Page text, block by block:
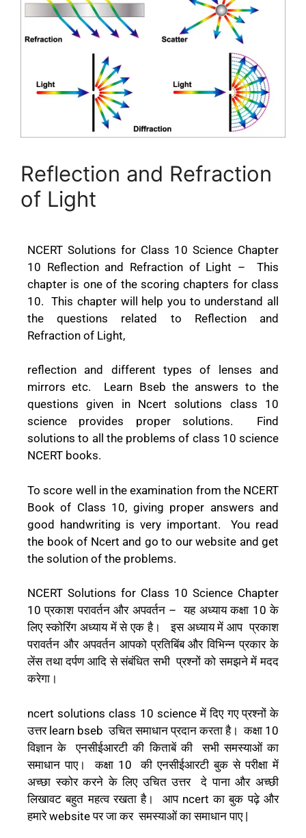
Reflection and Refraction
of Light
NCERT Solutions for Class 10 Science Chapter
10 Reflection and Refraction of Light – This
chapter is one of the scoring chapters for class
10. This chapter will help you to understand all
the questions related to Reflection and
Refraction of Light,
reflection and different types of lenses and
mirrors etc. Learn Bseb the answers to the
questions given in Ncert solutions class 10
science provides proper solutions. Find
solutions to all the problems of class 10 science
NCERT books.
To score well in the examination from the NCERT
Book of Class 10, giving proper answers and
good handwriting is very important. You read
the book of Ncert and go to our website and get
the solution of the problems.
NCERT Solutions for Class 10 Science Chapter
10 प्रकाश परावर्तन और अपवर्तन – यह अध्याय कक्षा 10 के
लिए स्कोरिंग अध्याय में से एक है। इस अध्याय में आप प्रकाश
परावर्तन और अपवर्तन आपको प्रतिबिंब और विभिन्न प्रकार के
लेंस तथा दर्पण आदि से संबंधित सभी प्रश्नों को समझने में मदद
करेगा।
ncert solutions class 10 science में दिए गए प्रश्नों के
उत्तर learn bseb उचित समाधान प्रदान करता है। कक्षा 10
विज्ञान के एनसीईआरटी की किताबें की सभी समस्याओं का
समाधान पाए। कक्षा 10 की एनसीईआरटी बुक से परीक्षा में
अच्छा स्कोर करने के लिए उचित उत्तर दे पाना और अच्छी
लिखावट बहुत महत्व रखता है। आप ncert का बुक पढ़े और
हमारे website पर जा कर समस्याओं का समाधान पाए |